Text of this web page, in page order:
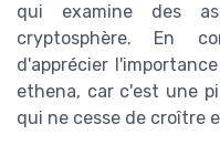
qui examine des
cryptosphère. En
d'apprécier
ethena, car c'est une
qui ne cesse de croître